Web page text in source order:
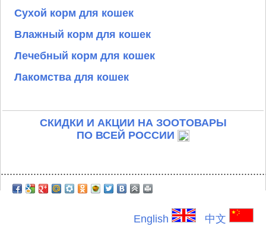
Сухой корм для кошек
Влажный корм для кошек
Лечебный корм для кошек
Лакомства для кошек
СКИДКИ И АКЦИИ НА ЗООТОВАРЫ
ПО ВСЕЙ РОССИИ
English 中文